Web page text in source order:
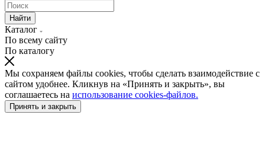
Найти
Каталог
По всему сайту
По каталогу
Мы сохраняем файлы cookies, чтобы сделать взаимодействие с
сайтом удобнее. Кликнув на «Принять и закрыть», вы
соглашаетесь на использование cookies-файлов.
Принять и закрыть